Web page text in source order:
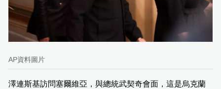
AP資料圖片
澤連斯基訪問塞爾維亞，與總統武契奇會面，這是烏克蘭